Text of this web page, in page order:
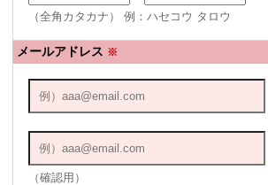
（全角カタカナ） 例：ハセコウ タロウ
メールアドレス ※
（確認用）